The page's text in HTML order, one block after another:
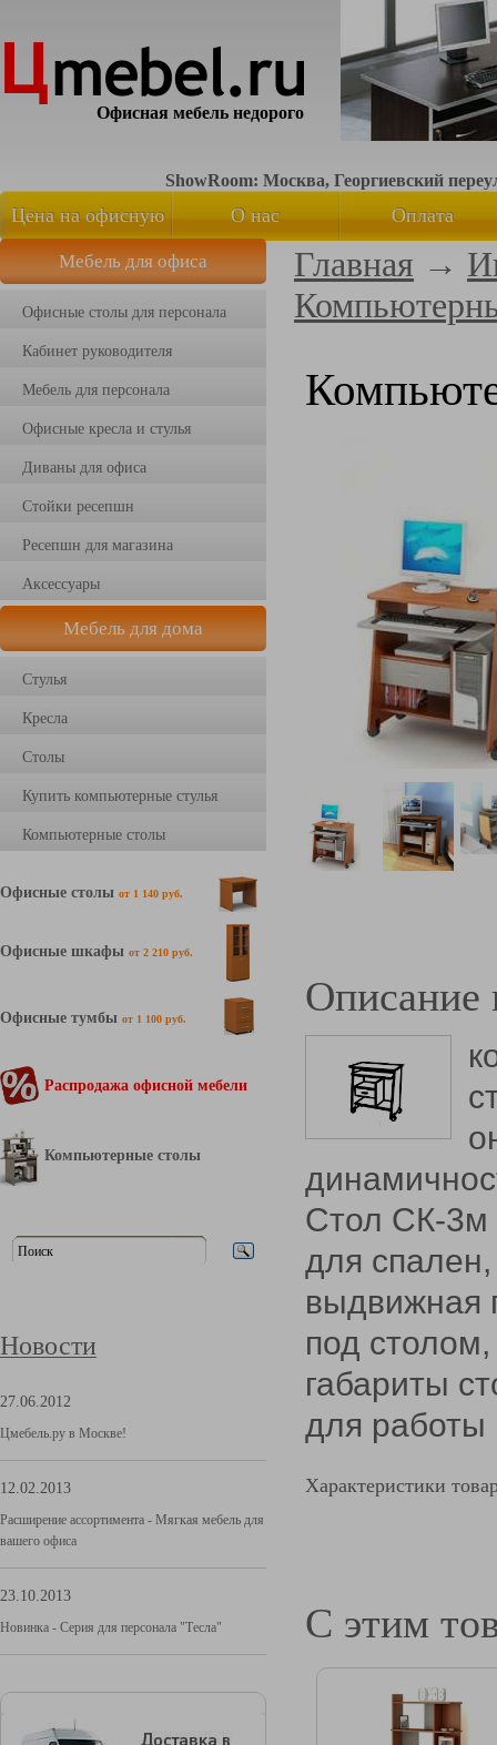
Офисная мебель недорого
ShowRoom: Москва, Георгиевский
Цена на офисную
мебель
О нас Оплата
Мебель для офиса
Офисные столы для персонала
Кабинет руководителя
Мебель для персонала
Офисные кресла и стулья
Диваны для офиса
Стойки ресепшн
Ресепшн для магазина
Аксессуары
Мебель для дома
Стулья
Кресла
Столы
Купить компьютерные стулья
Компьютерные столы
Офисные столы от 1 140 руб.
Офисные шкафы от 2 210 руб.
Офисные тумбы от 1 100 руб.
Распродажа офисной мебели
Компьютерные столы
Новости
27.06.2012
Цмебель.ру в Москве!
12.02.2013
Расширение ассортимента - Мягкая мебель для
вашего офиса
23.10.2013
Новинка - Серия для персонала "Тесла"
Главная →
Описание
Стол СК-3м
для
выдвижная
под
габариты
для работы
Характеристики
С этим